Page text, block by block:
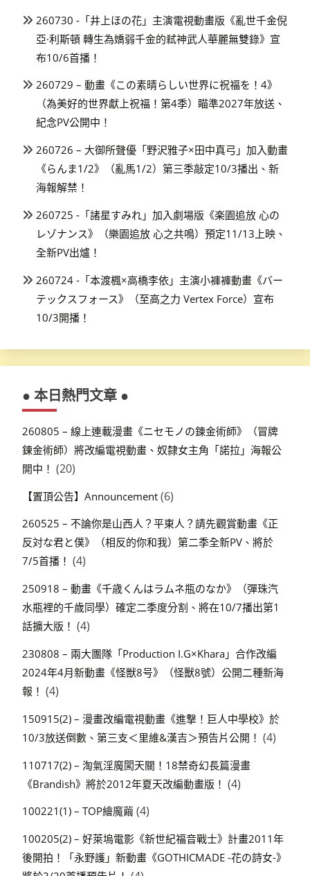
260730 -「井上ほの花」主演電視動畫版《亂世千金倪
亞·利斯頓 轉生為嬌弱千金的弒神武人華麗無雙錄》宣
布10/6首播！
260729 – 動畫《この素晴らしい世界に祝福を！4》
（為美好的世界獻上祝福！第4季）瞄準2027年放送、
紀念PV公開中！
260726 – 大御所聲優「野沢雅子×田中真弓」加入動畫
《らんま1/2》（亂馬1/2）第三季敲定10/3播出、新
海報解禁！
260725 -「諸星すみれ」加入劇場版《楽園追放 心の
レゾナンス》（樂園追放 心之共鳴）預定11/13上映、
全新PV出爐！
260724 -「本渡楓×高橋李依」主演小褲褲動畫《バー
テックスフォース》（至高之力 Vertex Force）宣布
10/3開播！
● 本日熱門文章 ●
260805 – 線上連載漫畫《ニセモノの錬金術師》（冒牌
鍊金術師）將改編電視動畫、奴隸女主角「諾拉」海報公
開中！ (20)
【置頂公告】Announcement (6)
260525 – 不論你是山西人？平東人？請先觀賞動畫《正
反対な君と僕》（相反的你和我）第二季全新PV、將於
7/5首播！ (4)
250918 – 動畫《千歳くんはラムネ瓶のなか》（彈珠汽
水瓶裡的千歲同學）確定二季度分割、將在10/7播出第1
話擴大版！ (4)
230808 – 兩大團隊「Production I.G×Khara」合作改編
2024年4月新動畫《怪獣8号》（怪獸8號）公開二種新海
報！ (4)
150915(2) – 漫畫改編電視動畫《進撃！巨人中學校》於
10/3放送倒數、第三支＜里維&漢吉＞預告片公開！ (4)
110717(2) – 淘氣淫魔闖天關！18禁奇幻長篇漫畫
《Brandish》將於2012年夏天改編動畫版！ (4)
100221(1) – TOP繪魔繭 (4)
100205(2) – 好萊塢電影《新世紀福音戰士》計畫2011年
後開拍！「永野護」新動畫《GOTHICMADE -花の詩女-》